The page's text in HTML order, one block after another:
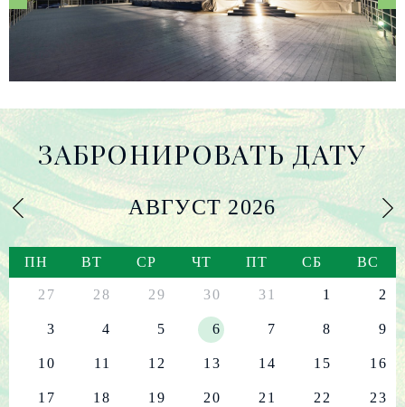
ЗАБРОНИРОВАТЬ ДАТУ
АВГУСТ 2026
ПН ВТ СР ЧТ ПТ СБ ВС
27 28 29 30 31 1 2
3 4 5 6 7 8 9
10 11 12 13 14 15 16
17 18 19 20 21 22 23